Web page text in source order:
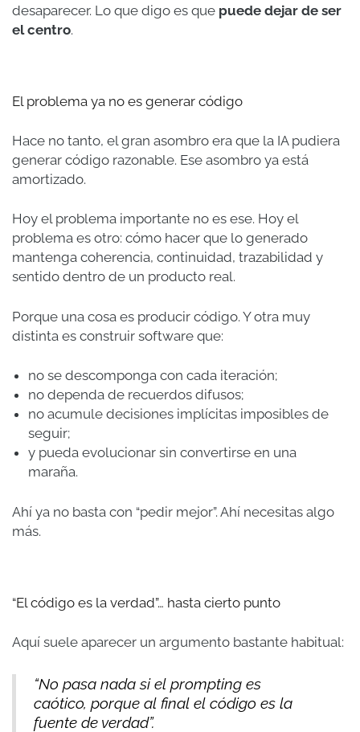
desaparecer. Lo que digo es que puede dejar de ser
el centro.
El problema ya no es generar código
Hace no tanto, el gran asombro era que la IA pudiera
generar código razonable. Ese asombro ya está
amortizado.
Hoy el problema importante no es ese. Hoy el
problema es otro: cómo hacer que lo generado
mantenga coherencia, continuidad, trazabilidad y
sentido dentro de un producto real.
Porque una cosa es producir código. Y otra muy
distinta es construir software que:
no se descomponga con cada iteración;
no dependa de recuerdos difusos;
no acumule decisiones implícitas imposibles de
seguir;
y pueda evolucionar sin convertirse en una
maraña.
Ahí ya no basta con “pedir mejor”. Ahí necesitas algo
más.
“El código es la verdad”… hasta cierto punto
Aquí suele aparecer un argumento bastante habitual:
“No pasa nada si el prompting es
caótico, porque al final el código es la
fuente de verdad”.